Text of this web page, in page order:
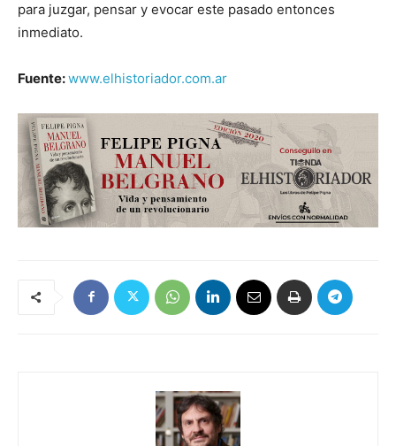
para juzgar, pensar y evocar este pasado entonces
inmediato.
Fuente:www.elhistoriador.com.ar